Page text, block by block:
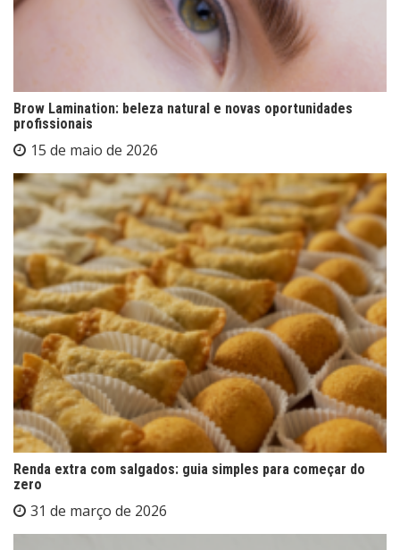
Brow Lamination: beleza natural e novas oportunidades
profissionais
15 de maio de 2026
Renda extra com salgados: guia simples para começar do
zero
31 de março de 2026